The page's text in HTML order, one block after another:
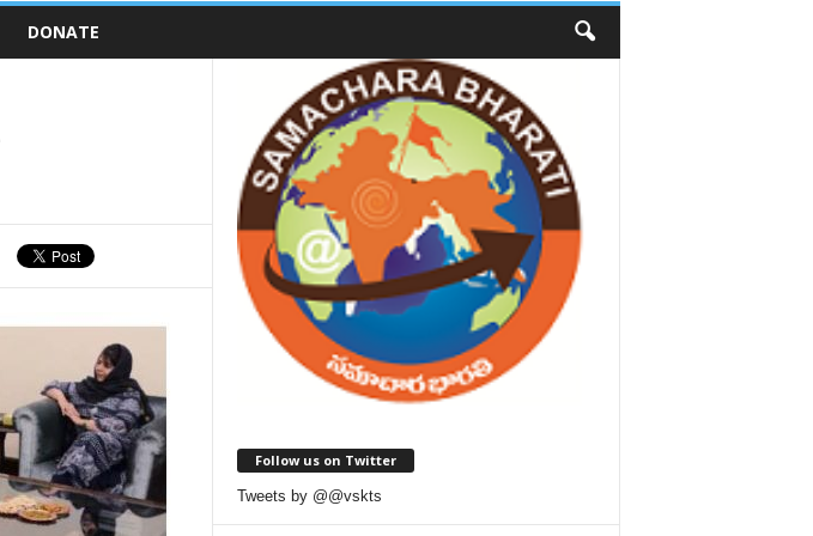
DONATE
Follow us on Twitter
Tweets by @@vskts